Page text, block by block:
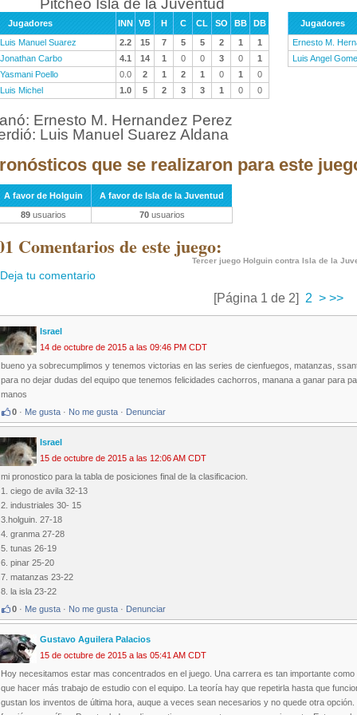
Pitcheo Isla de la Juventud
Jugadores INN VB H C CL SO BB
DB
Luis Manuel Suarez
2.2 15 7 5 5 2 1
1
Jonathan Carbo
4.1 14 1 0 0 3 0
1
Yasmani Poello
0.0 2 1 2 1 0 1
0
Luis Michel
1.0 5 2 3 3 1 0 0
Jugadores
Ernesto M.
Luis Angel
Ernesto M. Hernandez Perez
Luis Manuel Suarez Aldana
que se realizaron para este
A favor de Holguin
A favor de Isla de la Juventud
89 usuarios 70usuarios
Comentarios de este juego:
Tercer juego Holguin contra Isla de la
Deja tu comentario
[Página 1 de 2] 2 >>>
Israel
14 de octubre de 2015 a las 09:46 PM CDT
bueno ya sobrecumplimos y tenemos victorias en las series de cienfuegos, matanzas,
para no dejar dudas del equipo que tenemos felicidades cachorros, manana a ganar para
manos
0 · Me gusta · No me gusta · Denunciar
Israel
15 de octubre de 2015 a las 12:06 AM CDT
mi pronostico para la tabla de posiciones final de la clasificacion.
1. ciego de avila 32-13
2. industriales 30- 15
3.holguin. 27-18
4. granma 27-28
5. tunas 26-19
6. pinar 25-20
7. matanzas 23-22
8. la isla 23-22
0 · Me gusta · No me gusta · Denunciar
Gustavo Aguilera Palacios
15 de octubre de 2015 a las 05:41 AM CDT
Hoy necesitamos estar mas concentrados en el juego. Una carrera es tan importante
que hacer más trabajo de estudio con el equipo. La teoría hay que repetirla hasta que
gustan los inventos de última hora, auque a veces sean necesarios y no quede otra